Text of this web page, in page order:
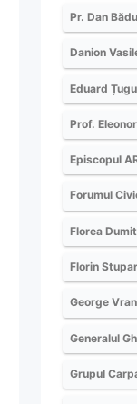
Pr. Dan
Danion
Eduard
Prof.
Episcopul
Forumul
Florea
Florin
George
Generalul
Grupul